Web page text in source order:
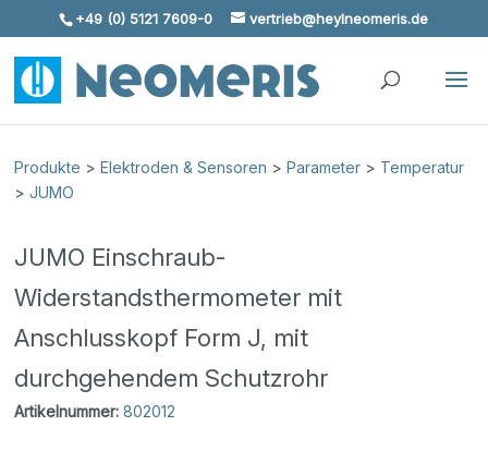
Skip To Content
+49 (0) 5121 7609-0 vertrieb@heylneomeris.de
Produkte >Elektroden & Sensoren >Parameter > Temperatur
>JUMO
JUMO Einschraub-
Widerstandsthermometer mit
Anschlusskopf Form J, mit
durchgehendem Schutzrohr
Artikelnummer: 802012